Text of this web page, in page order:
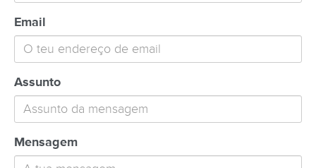
Email
Assunto
Mensagem